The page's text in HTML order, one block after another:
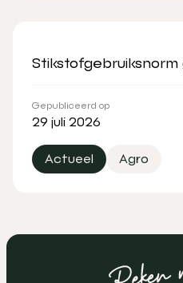
Gepubliceerd op
29 juli 2026
Actueel Agro